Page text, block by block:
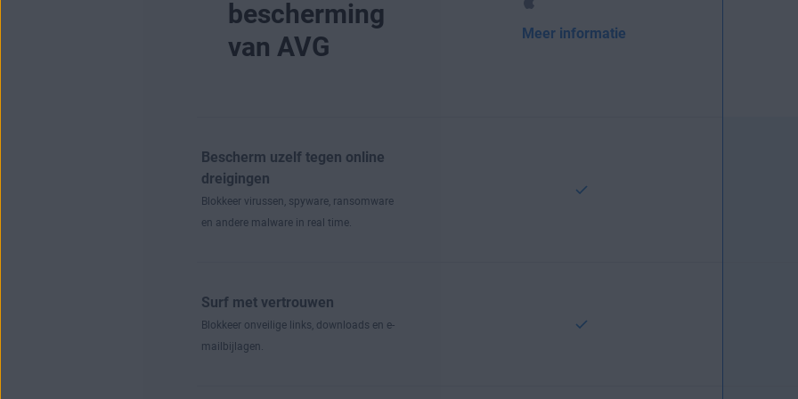
bescherming
van AVG
Meer informatie
Bescherm uzelf tegen online
dreigingen
Blokkeer virussen, spyware, ransomware
en andere malware in real time.
Surf met vertrouwen
Blokkeer onveilige links, downloads en e-
mailbijlagen.